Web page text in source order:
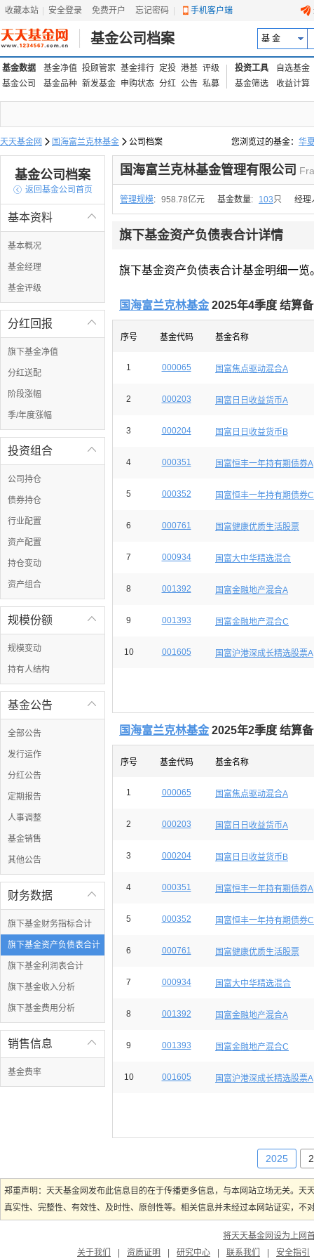
收藏本站 安全登录 免费开户 忘记密码 手机客户端
基金公司档案 基 金
基金数据 基金净值 投顾管家 基金排行 定投 港基 评级
基金公司
基金品种 新发基金 申购状态 分红 公告 私募
投资工具
自选基金
基金筛选
收益计算
天天基金网  国海富兰克林基金  公司档案 您浏览过的基金： 华
易方达上证中盘ETF联
基金公司档案
 返回基金公司首页

基本资料
基本概况
基金经理
基金评级

分红回报
旗下基金净值
分红送配
阶段涨幅
季/年度涨幅

投资组合
公司持仓
债券持仓
行业配置
资产配置
持仓变动
资产组合

规模份额
规模变动
持有人结构

基金公告
全部公告
发行运作
分红公告
定期报告
人事调整
基金销售
其他公告

财务数据
旗下基金财务指标合计
旗下基金资产负债表合计
旗下基金利润表合计
旗下基金收入分析
旗下基金费用分析

销售信息
基金费率
国海富兰克林基金管理有限公司
管理规模: 958.78亿元 基金数量: 103只 经理
旗下基金资产负债表合计详情
旗下基金资产负债表合计基金明细一览
国海富兰克林基金 2025年4季度 结算
序号 基金代码 基金名称
1 000065 国富焦点驱动混合A
2 000203 国富日日收益货币A
3 000204 国富日日收益货币B
4 000351 国富恒丰一年持有期债券A
5 000352 国富恒丰一年持有期债券C
6 000761 国富健康优质生活股票
7 000934 国富大中华精选混合
8 001392 国富金融地产混合A
9 001393 国富金融地产混合C
10 001605 国富沪港深成长精选股票A
国海富兰克林基金 2025年2季度 结算
序号 基金代码 基金名称
1 000065 国富焦点驱动混合A
2 000203 国富日日收益货币A
3 000204 国富日日收益货币B
4 000351 国富恒丰一年持有期债券A
5 000352 国富恒丰一年持有期债券C
6 000761 国富健康优质生活股票
7 000934 国富大中华精选混合
8 001392 国富金融地产混合A
9 001393 国富金融地产混合C
10 001605 国富沪港深成长精选股票A
2025
郑重声明：天天基金网发布此信息目的在于传播更多信息，与本网站立场无关。
真实性、完整性、有效性、及时性、原创性等。相关信息并未经过本网站证实，
将天天基金网设为上网
关于我们
资质证明 研究中心 联系我们 安全指引